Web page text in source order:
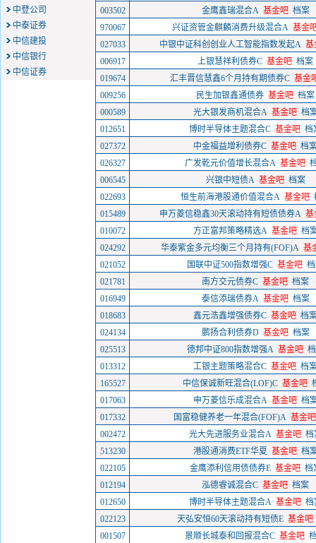
中登公司
中泰证券
中信建投
中信银行
中信证券
003502
金鹰鑫瑞混合A 基金吧 档案
970067
兴证资管金麒麟消费升级混合A 基金
027033
中银中证科创创业人工智能指数发起A 基
006917
上银慧祥利债券C 基金吧 档案
019674
汇丰晋信慧鑫6个月持有期债券C 基金
009256
民生加银鑫通债券 基金吧 档案
000589
光大银发商机混合A 基金吧 档
012651
博时半导体主题混合C 基金吧 档
027372
中金福益增利债券C 基金吧 档
026327
广发乾元价值增长混合A 基金吧
006545
兴银中短债A 基金吧 档案
022693
恒生前海港股通价值混合A 基金吧
015489
申万菱信稳鑫30天滚动持有短债债券A 基
010072
方正富邦策略精选A 基金吧 档
024292
华泰紫金多元均衡三个月持有(FOF)A 基
021052
国联中证500指数增强C 基金吧
021781
南方交元债券C 基金吧 档案
016949
泰信添瑞债券A 基金吧 档案
018683
鑫元浩鑫增强债券C 基金吧 档
024134
鹏扬合利债券D 基金吧 档案
025513
德邦中证800指数增强A 基金吧
013312
工银主题策略混合C 基金吧 档
165527
中信保诚新旺混合(LOF)C 基金吧
017063
申万菱信乐成混合A 基金吧 档
017332
国富稳健养老一年混合(FOF)A 基金吧
002472
光大先进服务业混合A 基金吧 档
513230
港股通消费ETF华夏 基金吧 档
022105
金鹰添利信用债债券E 基金吧 档
012194
泓德睿诚混合C 基金吧 档案
012650
博时半导体主题混合A 基金吧 档
022123
天弘安恒60天滚动持有短债E 基金吧
001507
景顺长城泰和回报混合C 基金吧